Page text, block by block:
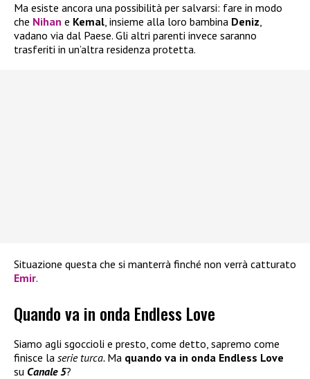
Ma esiste ancora una possibilità per salvarsi: fare in modo
che Nihan e Kemal, insieme alla loro bambina Deniz,
vadano via dal Paese. Gli altri parenti invece saranno
trasferiti in un’altra residenza protetta.
Situazione questa che si manterrà finché non verrà catturato
Emir.
Quando va in onda Endless Love
Siamo agli sgoccioli e presto, come detto, sapremo come
finisce la serie turca. Ma quando va in onda Endless Love
su Canale 5?